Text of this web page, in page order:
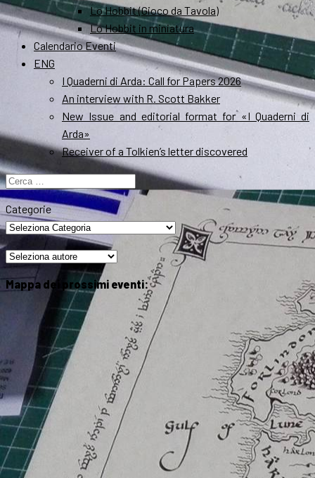
Lo Hobbit (Gioco da Tavola)
Lo Hobbit in miniatura
Calendario Eventi
ENG
I Quaderni di Arda: Call for Papers 2026
An interview with R. Scott Bakker
New Issue and editorial format for «I Quaderni di
Arda»
Receiver of a Tolkien’s letter discovered
Ricerca
per:
Categorie
Mappa dei prossimi eventi: